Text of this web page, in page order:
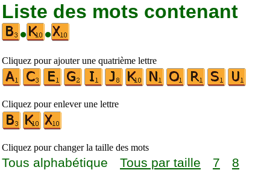
Liste des mots contenant
•
•
Cliquez pour ajouter une quatrième lettre
Cliquez pour enlever une lettre
Cliquez pour changer la taille des mots
Tous alphabétique Tous par taille 7
8